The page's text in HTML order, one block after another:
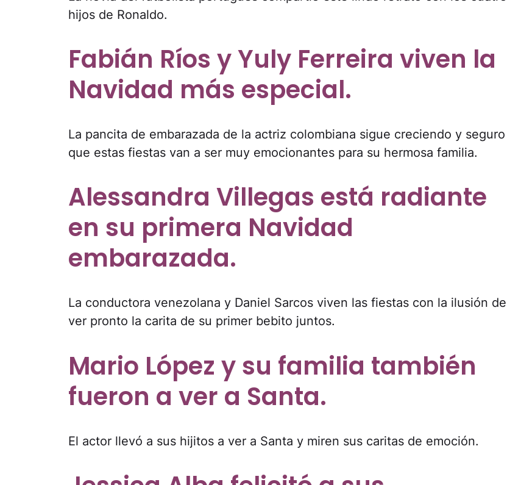
hijos de Ronaldo.
Fabián Ríos y Yuly Ferreira viven la
Navidad más especial.
La pancita de embarazada de la actriz colombiana sigue creciendo y seguro
que estas fiestas van a ser muy emocionantes para su hermosa familia.
Alessandra Villegas está radiante
en su primera Navidad
embarazada.
La conductora venezolana y Daniel Sarcos viven las fiestas con la ilusión de
ver pronto la carita de su primer bebito juntos.
Mario López y su familia también
fueron a ver a Santa.
El actor llevó a sus hijitos a ver a Santa y miren sus caritas de emoción.